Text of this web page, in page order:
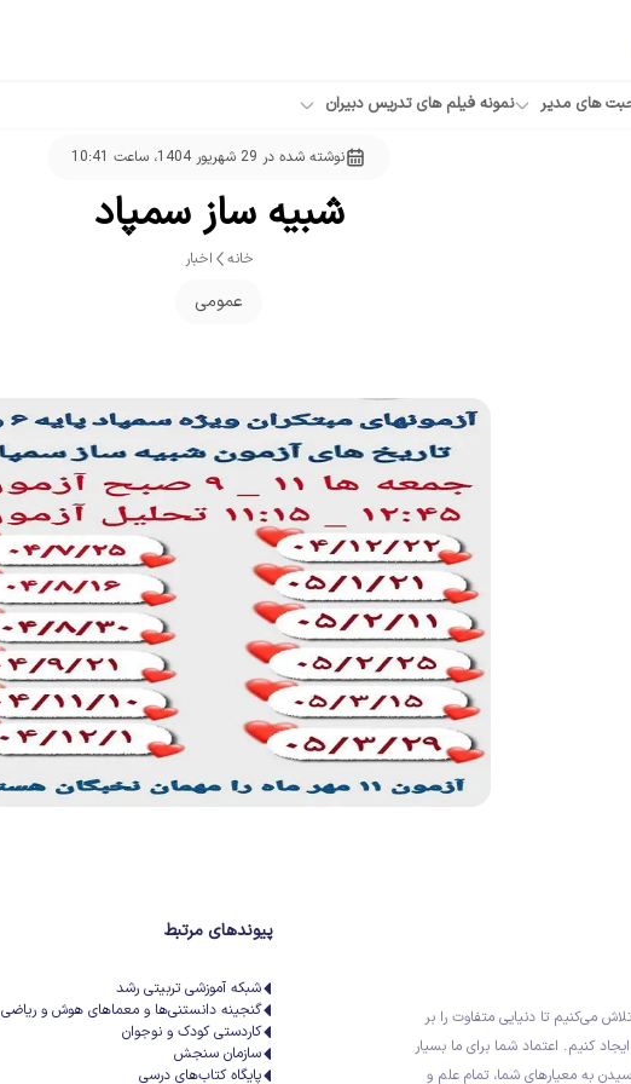
های مدیر نمونه فیلم های تدریس دبیران
نوشته شده در 29 شهریور 1404، ساعت 10:41
شبیه ساز سمپاد
خانه اخبار
عمومی
می‌کنیم تا دنیایی متفاوت را بر
کنیم. اعتماد شما برای ما بسیار
به معیارهای شما، تمام علم و
پیوندهای مرتبط
شبکه آموزشی تربیتی رشد
گنجینه دانستنی‌ها و معماهای هوش و ریاضی
کاردستی کودک و نوجوان
سازمان سنجش
پایگاه کتاب‌های درسی